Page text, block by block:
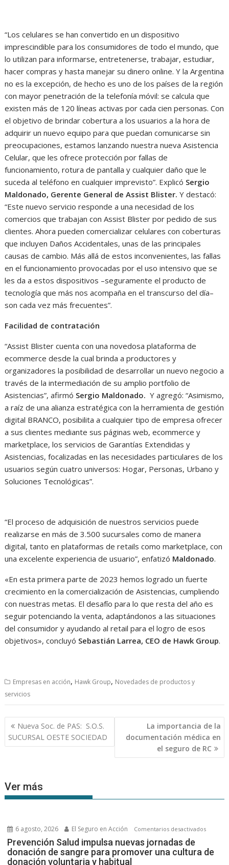
“Los celulares se han convertido en un dispositivo
imprescindible para los consumidores de todo el mundo, que
lo utilizan para informarse, entretenerse, trabajar, estudiar,
hacer compras y hasta manejar su dinero online. Y la Argentina
no es la excepción, de hecho es uno de los países de la región
con mayor penetración de la telefonía móvil: se calcula que
existen más de 120 líneas activas por cada cien personas. Con
el objetivo de brindar cobertura a los usuarios a la hora de
adquirir un nuevo equipo para que puedan comunicarse sin
preocupaciones, estamos lanzando nuestra nueva Asistencia
Celular, que les ofrece protección por fallas de
funcionamiento, rotura de pantalla y cualquier daño que le
suceda al teléfono en cualquier imprevisto”. Explicó Sergio
Maldonado, Gerente General de Assist Blister. Y destacó:
“Este nuevo servicio responde a una necesidad de los
comercios que trabajan con Assist Blister por pedido de sus
clientes. Ahora pueden comercializar celulares con coberturas
que incluyen Daños Accidentales, unas de las principales
causas de cambio. Más allá de estos inconvenientes, las fallas
en el funcionamiento provocadas por el uso intensivo que se
les da a estos dispositivos –seguramente el producto de
tecnología que más nos acompaña en el transcurso del día–
son cada vez más frecuentes”.
Facilidad de contratación
“Assist Blister cuenta con una novedosa plataforma de
ecommerce desde la cual brinda a productores y
organizadores la posibilidad de desarrollar un nuevo negocio a
través de la intermediación de su amplio portfolio de
Asistencias”, afirmó Sergio Maldonado. Y agregó: “Asimismo,
a raíz de una alianza estratégica con la herramienta de gestión
digital BRANCO, posibilita a cualquier tipo de empresa ofrecer
a sus clientes mediante sus páginas web, ecommerce y
marketplace, los servicios de Garantías Extendidas y
Asistencias, focalizadas en las necesidades particulares de los
usuarios según cuatro universos: Hogar, Personas, Urbano y
Soluciones Tecnológicas”.
“El proceso de adquisición de nuestros servicios puede
realizarse en más de 3.500 sucursales como de manera
digital, tanto en plataformas de retails como marketplace, con
una excelente experiencia de usuario”, enfatizó Maldonado.
«En esta primera parte de 2023 hemos logrado un fuerte
crecimiento en la comercialización de Asistencias, cumpliendo
con nuestras metas. El desafío para lo que resta del año es
seguir potenciando la venta, adaptándonos a las situaciones
del consumidor y ayudando al retail para el logro de esos
objetivos», concluyó Sebastián Larrea, CEO de Hawk Group.
Empresas en acción, Hawk Group, Novedades de productos y
servicios
Navegación
de
entradas
Nueva Soc. de PAS: S.O.S.
SUCURSAL OESTE SOCIEDAD
La importancia de la
documentación médica en
el seguro de RC
Ver más
6 agosto, 2026 El Seguro en Acción Comentarios desactivadosen
Salud
Prevención Salud impulsa nuevas jornadas de
donación de sangre para promover una cultura de
donación voluntaria y habitual